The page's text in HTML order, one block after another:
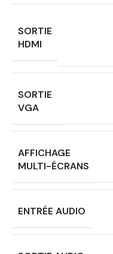
SORTIE
HDMI
SORTIE
VGA
AFFICHAGE
MULTI-ÉCRANS
ENTRÉE AUDIO